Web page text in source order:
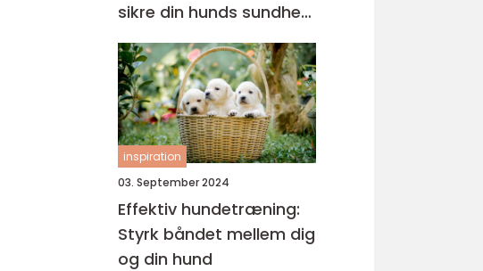
sikre din hunds sundhed
og trivsel
inspiration
03. September 2024
Effektiv hundetræning:
Styrk båndet mellem dig
og din hund